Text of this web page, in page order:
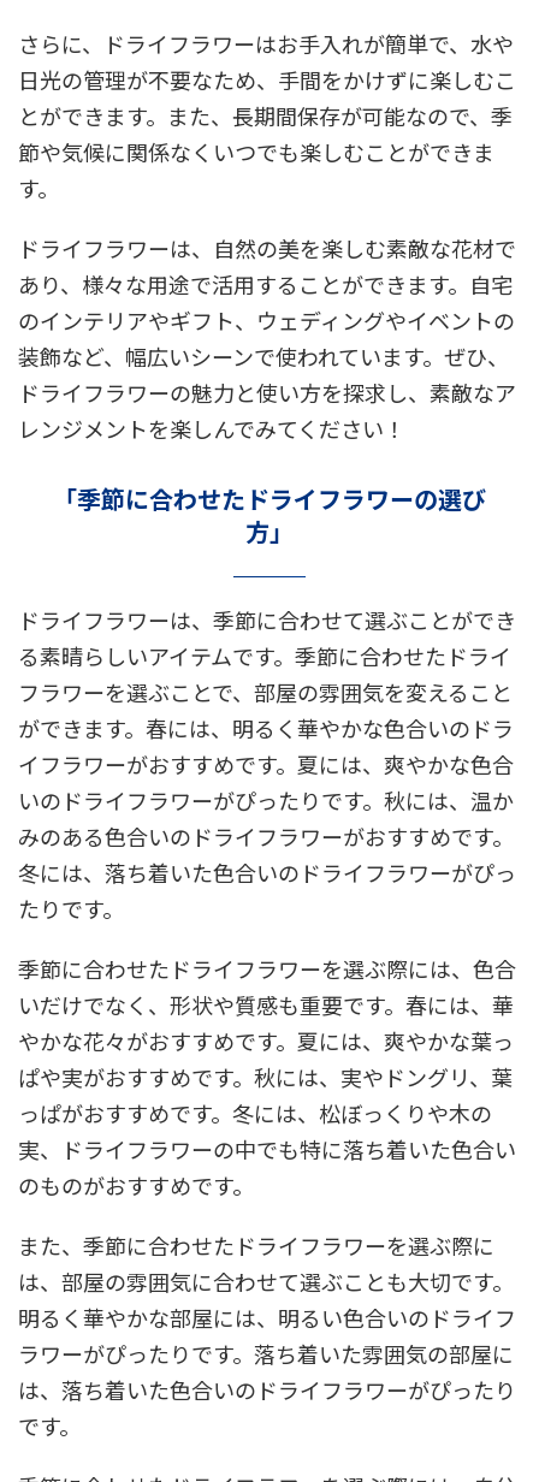
さらに、ドライフラワーはお手入れが簡単で、水や
日光の管理が不要なため、手間をかけずに楽しむこ
とができます。また、長期間保存が可能なので、季
節や気候に関係なくいつでも楽しむことができま
す。
ドライフラワーは、自然の美を楽しむ素敵な花材で
あり、様々な用途で活用することができます。自宅
のインテリアやギフト、ウェディングやイベントの
装飾など、幅広いシーンで使われています。ぜひ、
ドライフラワーの魅力と使い方を探求し、素敵なア
レンジメントを楽しんでみてください！
「季節に合わせたドライフラワーの選び
方」
ドライフラワーは、季節に合わせて選ぶことができ
る素晴らしいアイテムです。季節に合わせたドライ
フラワーを選ぶことで、部屋の雰囲気を変えること
ができます。春には、明るく華やかな色合いのドラ
イフラワーがおすすめです。夏には、爽やかな色合
いのドライフラワーがぴったりです。秋には、温か
みのある色合いのドライフラワーがおすすめです。
冬には、落ち着いた色合いのドライフラワーがぴっ
たりです。
季節に合わせたドライフラワーを選ぶ際には、色合
いだけでなく、形状や質感も重要です。春には、華
やかな花々がおすすめです。夏には、爽やかな葉っ
ぱや実がおすすめです。秋には、実やドングリ、葉
っぱがおすすめです。冬には、松ぼっくりや木の
実、ドライフラワーの中でも特に落ち着いた色合い
のものがおすすめです。
また、季節に合わせたドライフラワーを選ぶ際に
は、部屋の雰囲気に合わせて選ぶことも大切です。
明るく華やかな部屋には、明るい色合いのドライフ
ラワーがぴったりです。落ち着いた雰囲気の部屋に
は、落ち着いた色合いのドライフラワーがぴったり
です。